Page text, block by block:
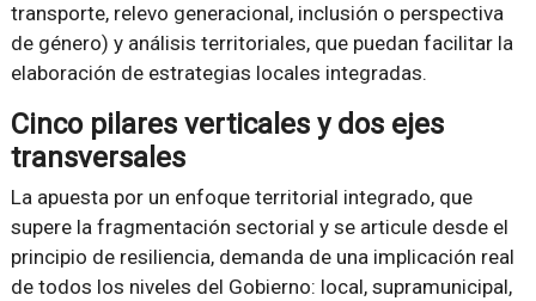
transporte, relevo generacional, inclusión o perspectiva
de género) y análisis territoriales, que puedan facilitar la
elaboración de estrategias locales integradas.
Cinco pilares verticales y dos ejes
transversales
La apuesta por un enfoque territorial integrado, que
supere la fragmentación sectorial y se articule desde el
principio de resiliencia, demanda de una implicación real
de todos los niveles del Gobierno: local, supramunicipal,